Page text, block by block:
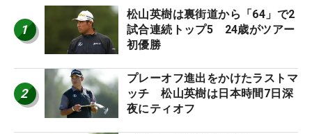
1
松山英樹は裏街道から「64」で2
試合連続トップ5 24歳がツアー
初優勝
2
プレーオフ進出をかけたラストマ
ッチ 松山英樹は日本時間7日深
夜にティオフ